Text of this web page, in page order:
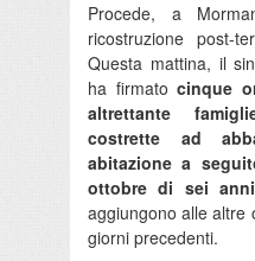
Procede, a
ricostruzione post-
Questa mattina, il
ha firmato cinque
altrettante
costrette ad
abitazione a
ottobre di sei
aggiungono alle altre
giorni precedenti.